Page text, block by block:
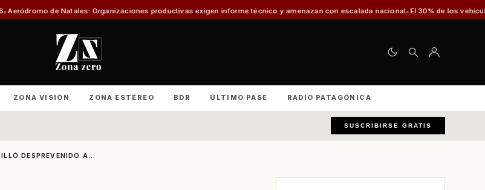
productivas exigen informe técnico y amenazan con escalada nacional El 30% de los vehículos fiscalizados en Punta
ZONA VISIÓN ZONA ESTÉREO BDR ÚLTIMO PASE RADIO PATAGÓNICA
SUSCRIBIRSE GRATIS
DESPREVENIDO A...